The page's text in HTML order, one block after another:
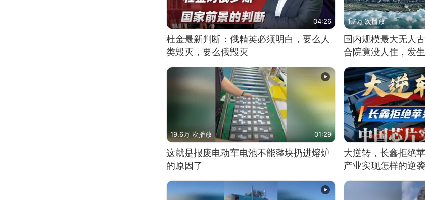
04:26
杜金最新判断：俄精英必须明白，要么人
类毁灭，要么俄毁灭
1.7万 次播放
国内规模最大无人
合院竟没人住，发
19.6万 次播放 01:29
这就是报废电动车电池不能整块扔进熔炉
的原因了
大逆转，长鑫拒绝
产业实现怎样的逆